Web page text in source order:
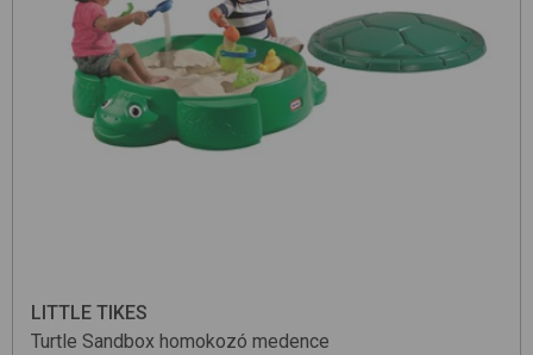
LITTLE TIKES
Turtle Sandbox homokozó medence